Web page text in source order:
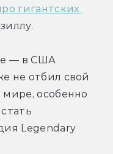
гигантских
— в США
не отбил свой
особенно
Legendary